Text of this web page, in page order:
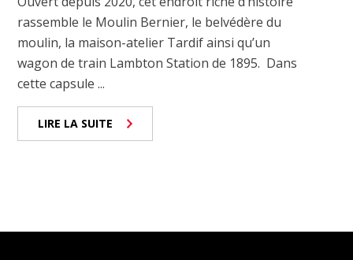
rassemble le Moulin Bernier, le belvédère du
moulin, la maison-atelier Tardif ainsi qu’un
wagon de train Lambton Station de 1895. Dans
cette capsule ...
LIRE LA SUITE